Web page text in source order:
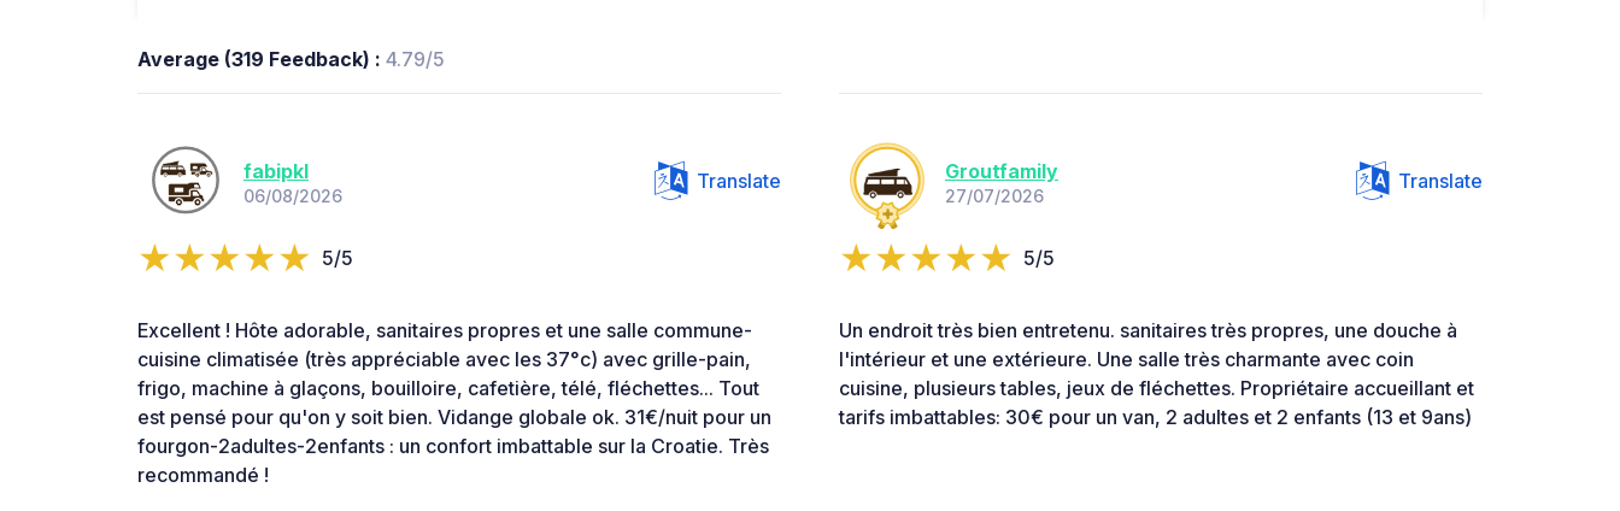
Average (319 Feedback) : 4.79/5
fabipkl
06/08/2026
Translate
5/5
Excellent ! Hôte adorable, sanitaires propres et une salle commune-
cuisine climatisée (très appréciable avec les 37°c) avec grille-pain,
frigo, machine à glaçons, bouilloire, cafetière, télé, fléchettes... Tout
est pensé pour qu'on y soit bien. Vidange globale ok. 31€/nuit pour un
fourgon-2adultes-2enfants : un confort imbattable sur la Croatie. Très
recommandé !
Groutfamily
27/07/2026
Translate
5/5
Un endroit très bien entretenu. sanitaires très propres, une douche à
l'intérieur et une extérieure. Une salle très charmante avec coin
cuisine, plusieurs tables, jeux de fléchettes. Propriétaire accueillant et
tarifs imbattables: 30€ pour un van, 2 adultes et 2 enfants (13 et 9ans)